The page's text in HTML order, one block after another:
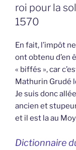
roi pour la
1570
En fait, l’impôt
ont obtenu d’en
« biffés », car
Mathurin Grudé
Je suis donc
ancien et
et il est la au
Dictionnaire